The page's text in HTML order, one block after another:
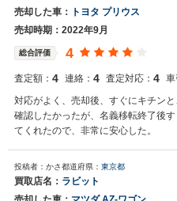
売却した車：
トヨタ プリウス
売却時期：2022年9月
総合評価 4
査定額： 4 連絡： 4 査定対応： 4 車
対応がよく、売却後、すぐにキチン
確認したかったが、名義移転終了後
てくれたので、非常に安心した。
投稿者：かさ都道府県： 東京都
買取店名： ラビット